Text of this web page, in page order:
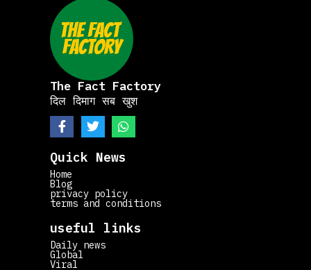
The Fact Factory
दिल दिमाग सब खुश
Quick News
Home
Blog
privacy policy
terms and conditions
useful links
Daily news
Global
Viral